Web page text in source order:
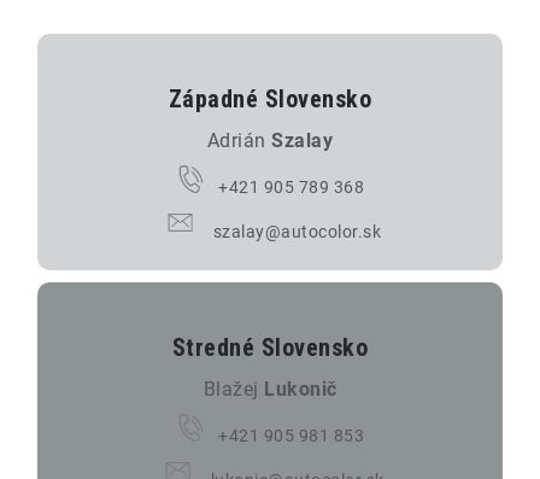
Západné Slovensko
AdriánSzalay
+421 905 789 368
szalay@autocolor.sk
Stredné Slovensko
Blažej Lukonič
+421 905 981 853